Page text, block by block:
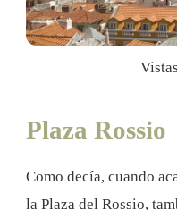
Plaza Rossio
Como decía, cuando
la Plaza del Rossio,